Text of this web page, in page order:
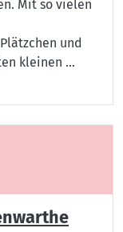
Mit so vielen
und
kleinen …